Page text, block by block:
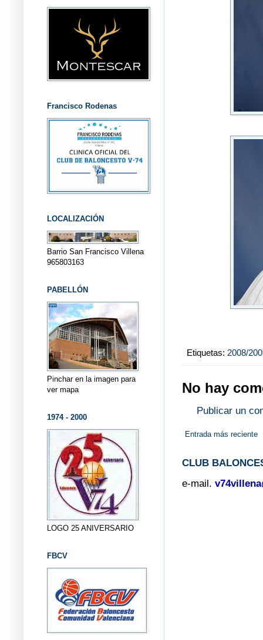
Etiquetas: 2008/
No hay
Publicar un
Entrada más reciente
CLUB
e-mail.
Francisco Rodenas
LOCALIZACIÓN
Barrio San Francisco Villena
965803163
PABELLÓN
Pinchar en la imagen para
ver mapa
1974 - 2000
LOGO 25 ANIVERSARIO
FBCV